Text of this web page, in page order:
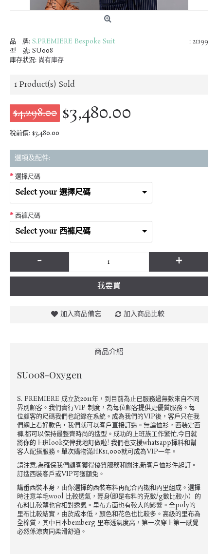
: 21199
品 牌: S.PREMIERE Bespoke Suit
型 號: SU008
庫存狀況: 尚有庫存
1 Product(s) Sold
$4,298.00 $3,480.00
稅前價: $3,480.00
選項及配件:
選擇尺碼
Select your 選擇尺碼
西褲尺碼
Select your 西褲尺碼
- +
我要買
加入商品備忘 加入商品比較
商品介紹
SU008-Oxygen
S. PREMIERE 成立於2011年，到目前為止已服務過無數來自不同
界別顧客。我們實行VIP 制度，為每位顧客提供更優質服務。每
位顧客的尺碼我們也記錄在系統。成為我們的VIP後，客戶只在我
們網上看好款色，我們就可以客戶直接訂造。無論恤衫，西裝定西
褲,都可以保持最整齊時尚的造型。成功的上班族工作繁忙,今日就
將你的上班look交俾我地訂做啦! 我們也支援whatsapp擇料和幫
客人配搭服務。單次購物滿HK$1,000就可成為VIP一年。
請注意,為確保我們顧客獲得優質服務和闗注,新客戶恤衫件起訂。
訂造西裝客戶或VIP可獲額免。
講番西裝本身，由你選擇的西裝布料再配合內襯和內里組成。選擇
時注意羊毛wool 比較透氣，輕身(即是布料的克數/g數比較小）的
布料比較薄也會相對透氣。里布方面也有較大的影響。全poly的
里布比較結實，由於成本低，顏色和花色也比較多。高級的里布為
全棉質，其中日本bemberg 里布透氣度高，第一次穿上第一感覺
必然係涼爽同柔滑舒適。